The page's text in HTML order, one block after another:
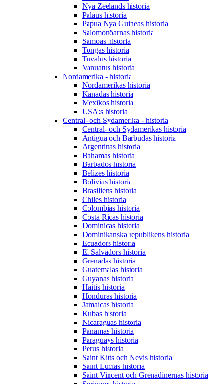
Nya Zeelands historia
Palaus historia
Papua Nya Guineas historia
Salomonöarnas historia
Samoas historia
Tongas historia
Tuvalus historia
Vanuatus historia
Nordamerika - historia
Nordamerikas historia
Kanadas historia
Mexikos historia
USA:s historia
Central- och Sydamerika - historia
Central- och Sydamerikas historia
Antigua och Barbudas historia
Argentinas historia
Bahamas historia
Barbados historia
Belizes historia
Bolivias historia
Brasiliens historia
Chiles historia
Colombias historia
Costa Ricas historia
Dominicas historia
Dominikanska republikens historia
Ecuadors historia
El Salvadors historia
Grenadas historia
Guatemalas historia
Guyanas historia
Haitis historia
Honduras historia
Jamaicas historia
Kubas historia
Nicaraguas historia
Panamas historia
Paraguays historia
Perus historia
Saint Kitts och Nevis historia
Saint Lucias historia
Saint Vincent och Grenadinernas historia